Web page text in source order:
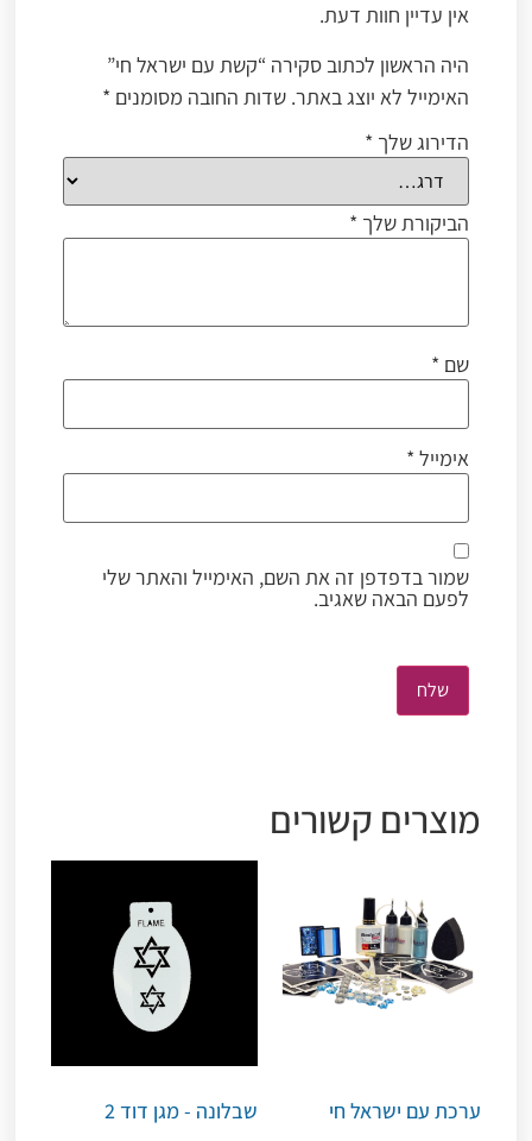
אין עדיין חוות דעת.
היה הראשון לכתוב סקירה “קשת עם ישראל חי”
האימייל לא יוצג באתר. שדות החובה מסומנים *
הדירוג שלך *
הביקורת שלך *
שם *
אימייל*
שמור בדפדפן זה את השם, האימייל והאתר שלי
לפעם הבאה שאגיב.
מוצרים קשורים
ערכת עם ישראל חי שבלונה - מגן דוד 2